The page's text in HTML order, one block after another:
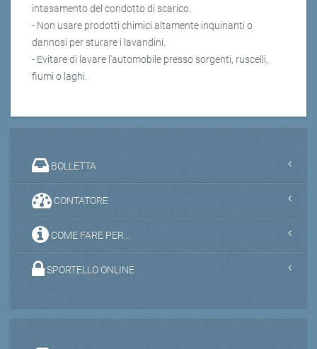
intasamento del condotto di scarico.
- Non usare prodotti chimici altamente inquinanti o
dannosi per sturare i lavandini.
- Evitare di lavare l'automobile presso sorgenti, ruscelli,
fiumi o laghi.
BOLLETTA
CONTATORE
COME FARE PER...
SPORTELLO ONLINE